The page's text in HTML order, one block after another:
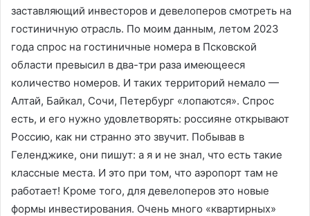
заставляющий инвесторов и девелоперов смотреть на
гостиничную отрасль. По моим данным, летом 2023
года спрос на гостиничные номера в Псковской
области превысил в два-три раза имеющееся
количество номеров. И таких территорий немало —
Алтай, Байкал, Сочи, Петербург «лопаются». Спрос
есть, и его нужно удовлетворять: россияне открывают
Россию, как ни странно это звучит. Побывав в
Геленджике, они пишут: а я и не знал, что есть такие
классные места. И это при том, что аэропорт там не
работает! Кроме того, для девелоперов это новые
формы инвестирования. Очень много «квартирных»